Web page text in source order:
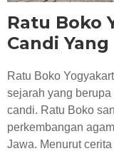
Ratu Boko
Candi
Ratu Boko
sejarah yang
candi. Ratu Boko
perkembangan
Jawa. Menurut